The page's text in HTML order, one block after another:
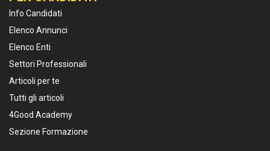
Info Candidati
Elenco Annunci
Elenco Enti
Settori Professionali
Articoli per te
Tutti gli articoli
4Good Academy
Sezione Formazione